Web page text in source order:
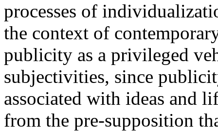
processes of
the context of
publicity as a privileged
subjectivities, since
associated with ideas and
from the pre-supposition